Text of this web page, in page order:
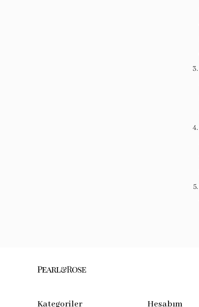
Kategoriler Hesabım